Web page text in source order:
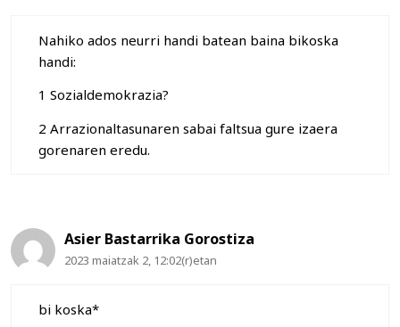
Nahiko ados neurri handi batean baina bikoska
handi:
1 Sozialdemokrazia?
2 Arrazionaltasunaren sabai faltsua gure izaera
gorenaren eredu.
Asier Bastarrika Gorostiza
2023 maiatzak 2, 12:02(r)etan
bi koska*